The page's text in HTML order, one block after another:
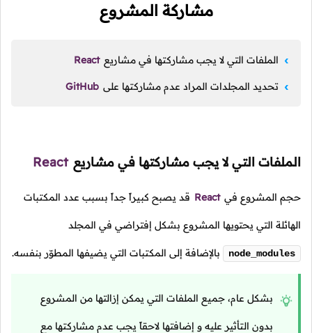
مشاركة المشروع
الملفات التي لا يجب مشاركتها في مشاريع React
تحديد المجلدات المراد عدم مشاركتها على GitHub
الملفات التي لا يجب مشاركتها في مشاريع React
حجم المشروع في React قد يصبح كبيراً جداً بسبب عدد المكتبات
الهائلة التي يحتويها المشروع بشكل إفتراضي في المجلد
node_modules بالإضافة إلى المكتبات التي يضيفها المطوّر بنفسه.
بشكل عام، جميع الملفات التي يمكن إزالتها من المشروع
بدون التأثير عليه و إضافتها لاحقاً يجب عدم مشاركتها مع